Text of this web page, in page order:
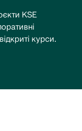
KSE
курси.